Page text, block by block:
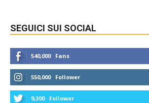
SEGUICI SUI SOCIAL
540,000 Fans
550,000 Follower
9,300 Follower